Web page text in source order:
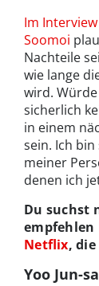
Im
Soomoi
Nachteile
wie lange
wird.
sicherlich
in einem
sein. Ich
meiner
denen ich
Du suchst
empfehlen
Netflix,
Yoo Jun-